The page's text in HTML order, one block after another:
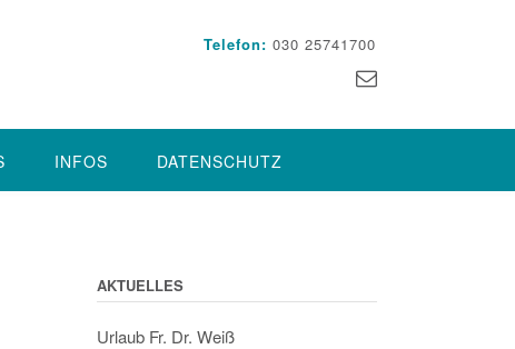
Telefon: 030 25741700
INFOS DATENSCHUTZ
AKTUELLES
Urlaub Fr. Dr. Weiß